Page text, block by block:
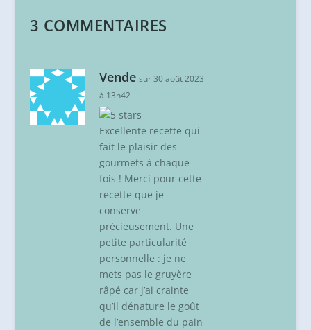
3 COMMENTAIRES
Vende sur 30 août 2023
à 13h42
Excellente recette qui
fait le plaisir des
gourmets à chaque
fois ! Merci pour cette
recette que je
conserve
précieusement. Une
petite particularité
personnelle : je ne
mets pas le gruyère
râpé car j’ai crainte
qu’il dénature le goût
de l’ensemble du pain